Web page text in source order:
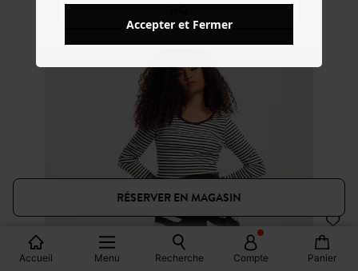
NO
Accueil Menu Recherche Compte Panier
Looks
RÉSERVER EN MAGASIN
Accepter et Fermer